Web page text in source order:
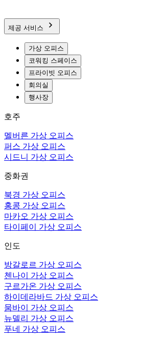
제공 서비스
가상 오피스
코워킹 스페이스
프라이빗 오피스
회의실
행사장
호주
멜버른 가상 오피스
퍼스 가상 오피스
시드니 가상 오피스
중화권
북경 가상 오피스
홍콩 가상 오피스
마카오 가상 오피스
타이페이 가상 오피스
인도
방갈로르 가상 오피스
첸나이 가상 오피스
구르가온 가상 오피스
하이데라바드 가상 오피스
뭄바이 가상 오피스
뉴델리 가상 오피스
푸네 가상 오피스